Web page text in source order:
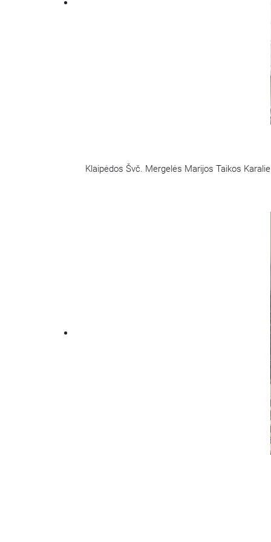
Klaipėdos Švč. Mergelės Marijos Taikos